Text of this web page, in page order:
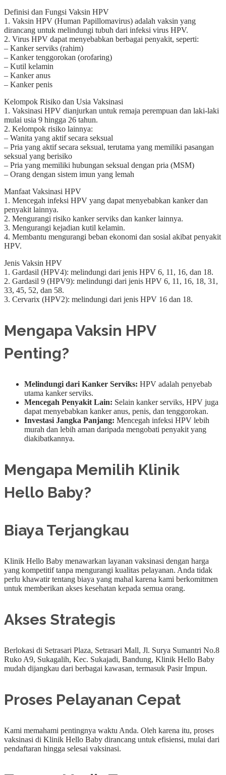
Definisi dan Fungsi Vaksin HPV
1. Vaksin HPV (Human Papillomavirus) adalah vaksin yang
dirancang untuk melindungi tubuh dari infeksi virus HPV.
2. Virus HPV dapat menyebabkan berbagai penyakit, seperti:
– Kanker serviks (rahim)
– Kanker tenggorokan (orofaring)
– Kutil kelamin
– Kanker anus
– Kanker penis
Kelompok Risiko dan Usia Vaksinasi
1. Vaksinasi HPV dianjurkan untuk remaja perempuan dan laki-laki
mulai usia 9 hingga 26 tahun.
2. Kelompok risiko lainnya:
– Wanita yang aktif secara seksual
– Pria yang aktif secara seksual, terutama yang memiliki pasangan
seksual yang berisiko
– Pria yang memiliki hubungan seksual dengan pria (MSM)
– Orang dengan sistem imun yang lemah
Manfaat Vaksinasi HPV
1. Mencegah infeksi HPV yang dapat menyebabkan kanker dan
penyakit lainnya.
2. Mengurangi risiko kanker serviks dan kanker lainnya.
3. Mengurangi kejadian kutil kelamin.
4. Membantu mengurangi beban ekonomi dan sosial akibat penyakit
HPV.
Jenis Vaksin HPV
1. Gardasil (HPV4): melindungi dari jenis HPV 6, 11, 16, dan 18.
2. Gardasil 9 (HPV9): melindungi dari jenis HPV 6, 11, 16, 18, 31,
33, 45, 52, dan 58.
3. Cervarix (HPV2): melindungi dari jenis HPV 16 dan 18.
Mengapa Vaksin HPV
Penting?
Melindungi dari Kanker Serviks: HPV adalah penyebab
utama kanker serviks.
Mencegah Penyakit Lain: Selain kanker serviks, HPV juga
dapat menyebabkan kanker anus, penis, dan tenggorokan.
Investasi Jangka Panjang: Mencegah infeksi HPV lebih
murah dan lebih aman daripada mengobati penyakit yang
diakibatkannya.
Mengapa Memilih Klinik
Hello Baby?
Biaya Terjangkau
Klinik Hello Baby menawarkan layanan vaksinasi dengan harga
yang kompetitif tanpa mengurangi kualitas pelayanan. Anda tidak
perlu khawatir tentang biaya yang mahal karena kami berkomitmen
untuk memberikan akses kesehatan kepada semua orang.
Akses Strategis
Berlokasi di Setrasari Plaza, Setrasari Mall, Jl. Surya Sumantri No.8
Ruko A9, Sukagalih, Kec. Sukajadi, Bandung, Klinik Hello Baby
mudah dijangkau dari berbagai kawasan, termasuk Pasir Impun.
Proses Pelayanan Cepat
Kami memahami pentingnya waktu Anda. Oleh karena itu, proses
vaksinasi di Klinik Hello Baby dirancang untuk efisiensi, mulai dari
pendaftaran hingga selesai vaksinasi.